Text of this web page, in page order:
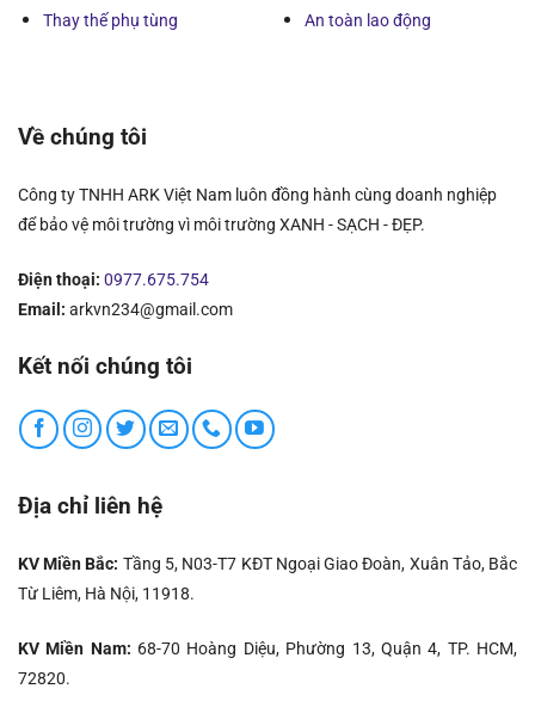
Thay thế phụ tùng An toàn lao động
Về chúng tôi
Công ty TNHH ARK Việt Nam luôn đồng hành cùng doanh nghiệp
để bảo vệ môi trường vì môi trường XANH - SẠCH - ĐẸP.
Điện thoại: 0977.675.754
Email: arkvn234@gmail.com
Kết nối chúng tôi
Địa chỉ liên hệ
KV Miền Bắc: Tầng 5, N03-T7 KĐT Ngoại Giao Đoàn, Xuân Tảo, Bắc
Từ Liêm, Hà Nội, 11918.
KV Miền Nam: 68-70 Hoàng Diệu, Phường 13, Quận 4, TP. HCM,
72820.